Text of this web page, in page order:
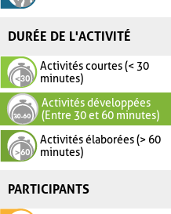
DURÉE DE L'ACTIVITÉ
Activités courtes (< 30
minutes)
Activités développées
(Entre 30 et 60 minutes)
Activités élaborées (> 60
minutes)
PARTICIPANTS